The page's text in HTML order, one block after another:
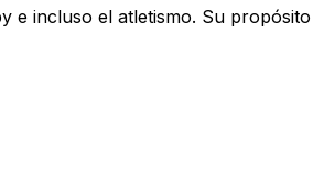
incluso el atletismo. Su